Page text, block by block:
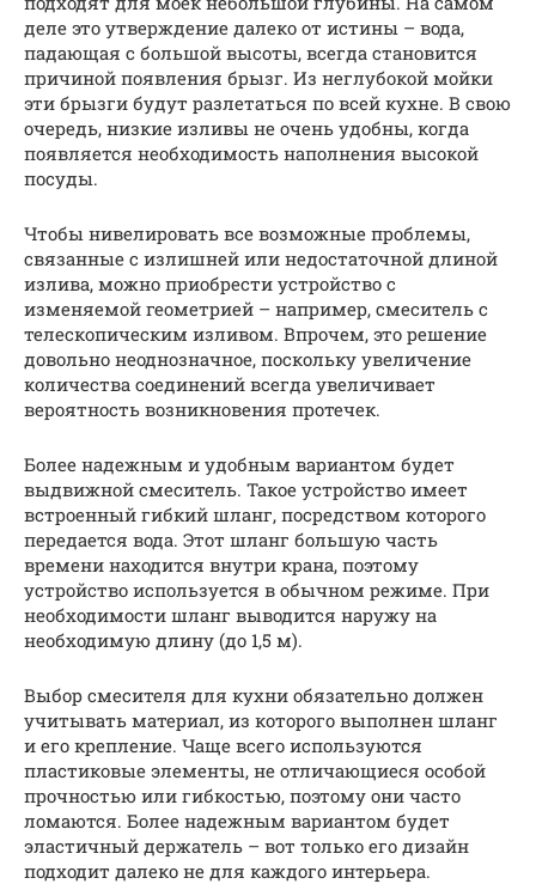
деле это утверждение далеко от истины – вода,
падающая с большой высоты, всегда становится
причиной появления брызг. Из неглубокой мойки
эти брызги будут разлетаться по всей кухне. В свою
очередь, низкие изливы не очень удобны, когда
появляется необходимость наполнения высокой
посуды.
Чтобы нивелировать все возможные проблемы,
связанные с излишней или недостаточной длиной
излива, можно приобрести устройство с
изменяемой геометрией – например, смеситель с
телескопическим изливом. Впрочем, это решение
довольно неоднозначное, поскольку увеличение
количества соединений всегда увеличивает
вероятность возникновения протечек.
Более надежным и удобным вариантом будет
выдвижной смеситель. Такое устройство имеет
встроенный гибкий шланг, посредством которого
передается вода. Этот шланг большую часть
времени находится внутри крана, поэтому
устройство используется в обычном режиме. При
необходимости шланг выводится наружу на
необходимую длину (до 1,5 м).
Выбор смесителя для кухни обязательно должен
учитывать материал, из которого выполнен шланг
и его крепление. Чаще всего используются
пластиковые элементы, не отличающиеся особой
прочностью или гибкостью, поэтому они часто
ломаются. Более надежным вариантом будет
эластичный держатель – вот только его дизайн
подходит далеко не для каждого интерьера.